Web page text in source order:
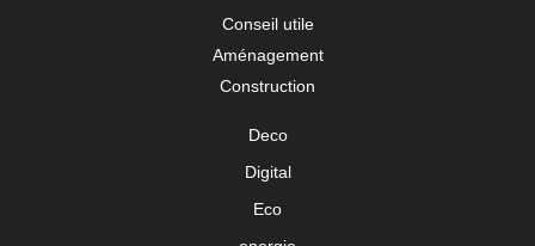
Conseil utile
Aménagement
Construction
Deco
Digital
Eco